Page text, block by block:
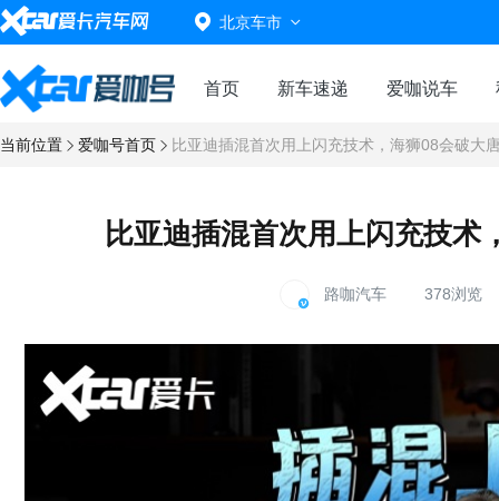
北京车市
首页 新车速递 爱咖说车
当前位置 爱咖号首页 比亚迪插混首次用上闪充技术，海狮08会破大
比亚迪插混首次用上闪充技术
路咖汽车 378浏览